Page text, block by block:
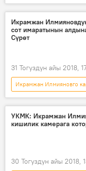
Жаңылыктар
Икрамжан Илмиянов
пара
Икрамжан
сот имаратынын
Сүрөт
31 Тогуздун айы 2018,
Икрамжан Илмияновго
Кыргызстан
Икрамжан Илмиянов
УКМК: Икрамжан
кишилик камерага
30 Тогуздун айы 2018,